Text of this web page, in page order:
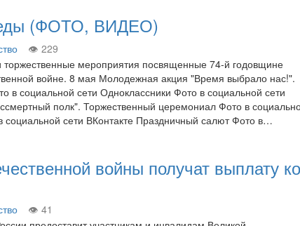
(ФОТО, ВИДЕО)
229
мероприятия посвященные 74-й годовщине
войне. 8 мая Молодежная акция "Время выбрало нас!".
в социальной сети Одноклассники Фото в социальной сети
полк". Торжественный церемониал Фото в
социальной сети ВКонтакте Праздничный салют Фото в…
войны получат выплату ко
41